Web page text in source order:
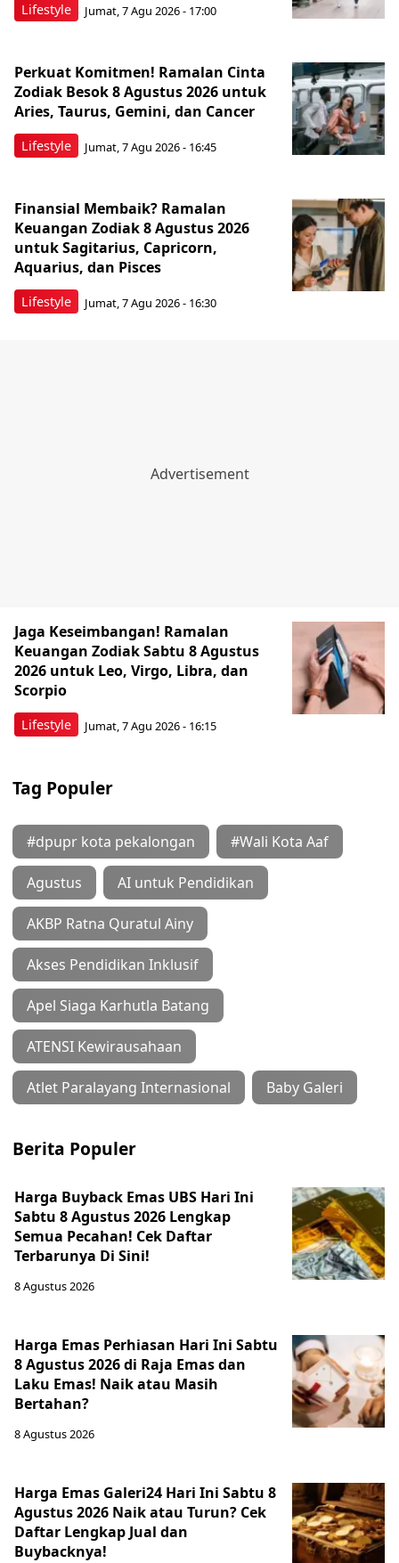
Lifestyle Jumat, 7 Agu 2026 - 17:00
Lifestyle
Perkuat Komitmen! Ramalan Cinta
Zodiak Besok 8 Agustus 2026 untuk
Aries, Taurus, Gemini, dan Cancer
Jumat, 7 Agu 2026 - 16:45
Lifestyle
Finansial Membaik? Ramalan
Keuangan Zodiak 8 Agustus 2026
untuk Sagitarius, Capricorn,
Aquarius, dan Pisces
Jumat, 7 Agu 2026 - 16:30
Lifestyle
Jaga Keseimbangan! Ramalan
Keuangan Zodiak Sabtu 8 Agustus
2026 untuk Leo, Virgo, Libra, dan
Scorpio
Jumat, 7 Agu 2026 - 16:15
Tag Populer
#dpupr kota pekalongan #Wali Kota Aaf
Agustus AI untuk Pendidikan
AKBP Ratna Quratul Ainy
Akses Pendidikan Inklusif
Apel Siaga Karhutla Batang
ATENSI Kewirausahaan
Atlet Paralayang Internasional Baby Galeri
Berita Populer
Harga Buyback Emas UBS Hari Ini
Sabtu 8 Agustus 2026 Lengkap
Semua Pecahan! Cek Daftar
Terbarunya Di Sini!
8 Agustus 2026
Harga Emas Perhiasan Hari Ini Sabtu
8 Agustus 2026 di Raja Emas dan
Laku Emas! Naik atau Masih
Bertahan?
8 Agustus 2026
Harga Emas Galeri24 Hari Ini Sabtu 8
Agustus 2026 Naik atau Turun? Cek
Daftar Lengkap Jual dan
Buybacknya!